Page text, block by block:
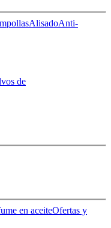
AlisadoAnti-
de
en aceiteOfertas y